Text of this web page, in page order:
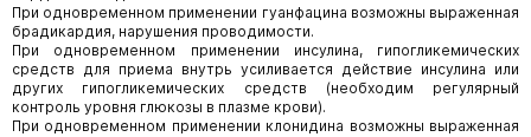
При одновременном применении гуанфацина возможны выраженная
брадикардия, нарушения проводимости.
При одновременном применении инсулина, гипогликемических
средств для приема внутрь усиливается действие инсулина или
других гипогликемических средств (необходим регулярный
контроль уровня глюкозы в плазме крови).
При одновременном применении клонидина возможны выраженная